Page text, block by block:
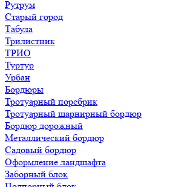
Рутрум
Старый город
Табула
Трилистник
ТРИО
Туртур
Урбан
Бордюры
Тротуарный поребрик
Тротуарный шарнирный бордюр
Бордюр дорожный
Металлический бордюр
Садовый бордюр
Оформление ландшафта
Заборный блок